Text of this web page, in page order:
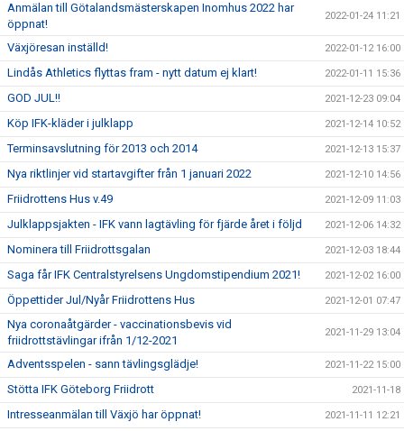
Anmälan till Götalandsmästerskapen Inomhus 2022 har
öppnat!
2022-01-24 11:21
Växjöresan inställd! 2022-01-12 16:00
Lindås Athletics flyttas fram - nytt datum ej klart! 2022-01-11 15:36
GOD JUL!! 2021-12-23 09:04
Köp IFK-kläder i julklapp 2021-12-14 10:52
Terminsavslutning för 2013 och 2014 2021-12-13 15:37
Nya riktlinjer vid startavgifter från 1 januari 2022 2021-12-10 14:56
Friidrottens Hus v.49 2021-12-09 11:03
Julklappsjakten - IFK vann lagtävling för fjärde året i följd 2021-12-06 14:32
Nominera till Friidrottsgalan 2021-12-03 18:44
Saga får IFK Centralstyrelsens Ungdomstipendium 2021! 2021-12-02 16:00
Öppettider Jul/Nyår Friidrottens Hus 2021-12-01 07:47
Nya coronaåtgärder - vaccinationsbevis vid
friidrottstävlingar ifrån 1/12-2021
2021-11-29 13:04
Adventsspelen - sann tävlingsglädje! 2021-11-22 15:00
Stötta IFK Göteborg Friidrott 2021-11-18
Intresseanmälan till Växjö har öppnat! 2021-11-11 12:21